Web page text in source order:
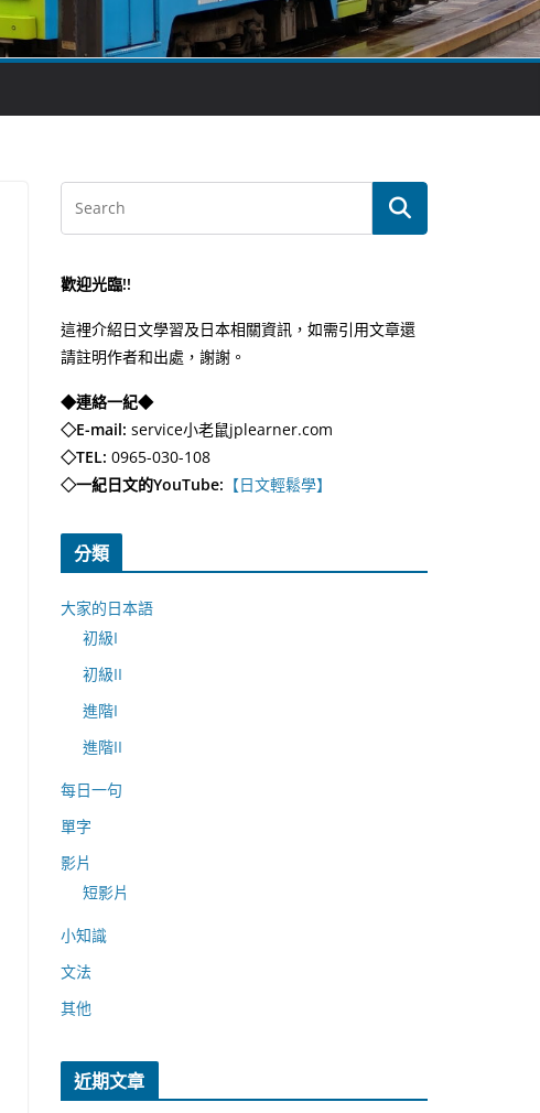
歡迎光臨!!
這裡介紹日文學習及日本相關資訊，如需引用文章還
請註明作者和出處，謝謝。
◆連絡一紀◆
◇E-mail: service小老鼠jplearner.com
◇TEL: 0965-030-108
◇一紀日文的YouTube: 【日文輕鬆學】
分類
大家的日本語
初級I
初級II
進階I
進階II
每日一句
單字
影片
短影片
小知識
文法
其他
近期文章